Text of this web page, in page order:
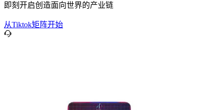
即刻开启创造面向世界的产业链
从Tiktok矩阵开始